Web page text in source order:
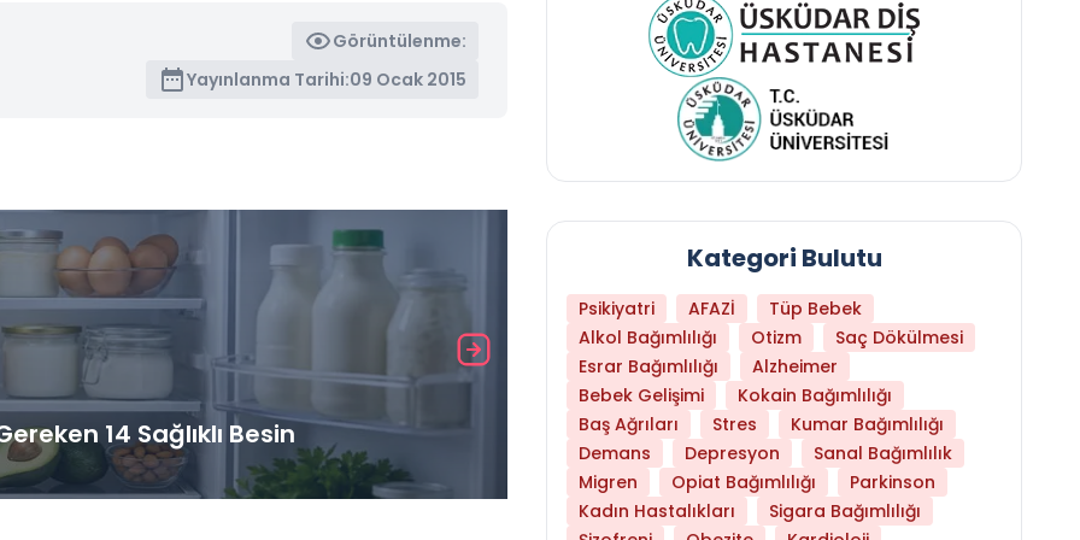
Görüntülenme:
Yayınlanma Tarihi:09 Ocak 2015
14 Sağlıklı Besin Hangi Yaşta Hangi Testi Yaptırmanız
Kategori Bulutu
Psikiyatri AFAZİ
Tüp Bebek
Alkol Bağımlılığı
Otizm
Saç Dökülmesi
Esrar Bağımlılığı
Alzheimer
Bebek Gelişimi
Kokain Bağımlılığı
Baş Ağrıları
Stres
Kumar Bağımlılığı
Demans
Depresyon
Sanal Bağımlılık
Migren
Opiat Bağımlılığı
Parkinson
Kadın Hastalıkları
Sigara Bağımlılığı